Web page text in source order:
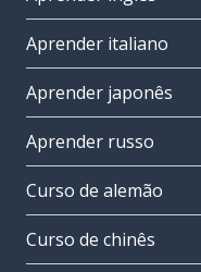
Aprender italiano
Aprender japonês
Aprender russo
Curso de alemão
Curso de chinês